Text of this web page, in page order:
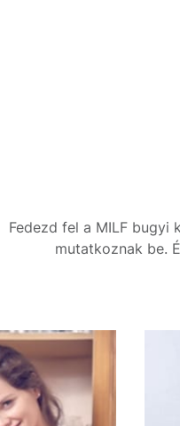
Fedezd fel a MILF bugyi
mutatkoznak be.